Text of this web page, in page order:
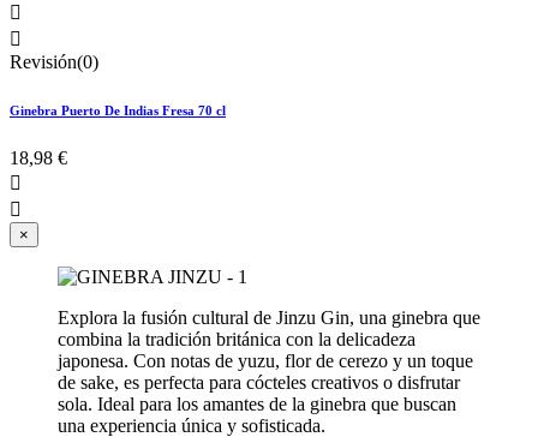


Revisión(0)
Ginebra Puerto De Indias Fresa 70 cl
18,98 €


×
Explora la fusión cultural de Jinzu Gin, una ginebra que
combina la tradición británica con la delicadeza
japonesa. Con notas de yuzu, flor de cerezo y un toque
de sake, es perfecta para cócteles creativos o disfrutar
sola. Ideal para los amantes de la ginebra que buscan
una experiencia única y sofisticada.